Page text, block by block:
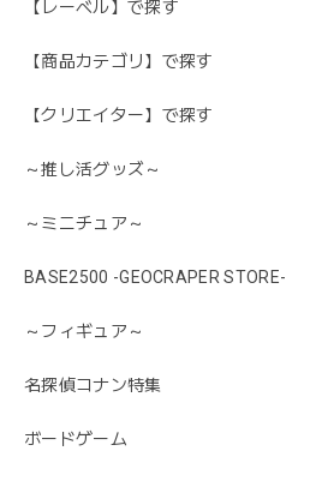
【レーベル】で探す
【商品カテゴリ】で探す
【クリエイター】で探す
～推し活グッズ～
～ミニチュア～
BASE2500 -GEOCRAPER STORE-
～フィギュア～
名探偵コナン特集
ボードゲーム